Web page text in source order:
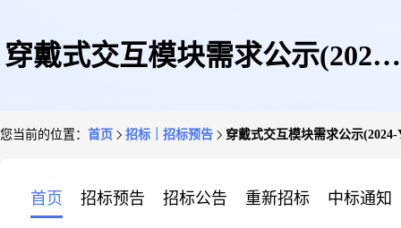
穿戴式交互模块需求公示(2024-
您当前的位置： 首页 招标｜招标预告 穿戴式交互模块需求公示
首页 招标预告 招标公告 重新招标 中标通知